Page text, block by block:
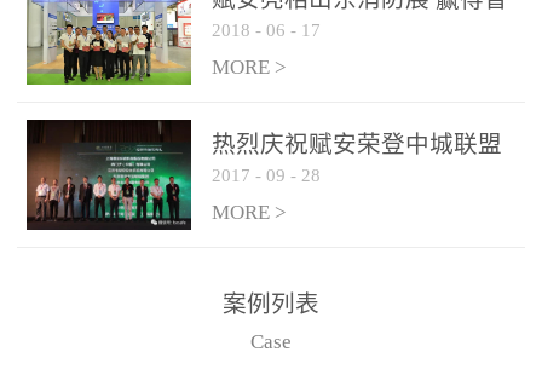
报早防的效果。 系统构
成示意图： 图像型火灾
和监控端两大部分组成。
两者之间通过以太网相
联，一台监控主机最多可
从监控主机上获取，最多
只能接6台，超过的需从现
慧消防新荣耀
2018 - 06 - 17
MORE >
热烈庆祝赋安荣登中城联盟
联合采购战略合作平台
2017 - 09 - 28
MORE >
案例列表
Case